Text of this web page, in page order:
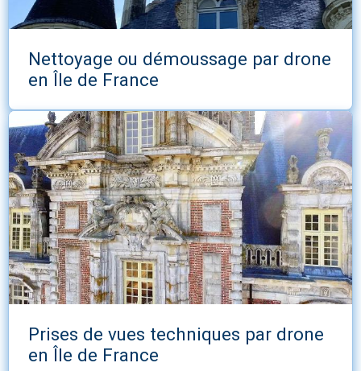
Nettoyage ou démoussage par drone
en Île de France
Prises de vues techniques par drone
en Île de France